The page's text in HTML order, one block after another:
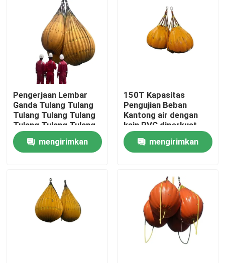
Rumah
Produk
Tentang kita
Pengerjaan Lembar
Ganda Tulang Tulang
Tulang Tulang Tulang
Tulang Tulang Tulang
mengirimkan
150T Kapasitas
Pengujian Beban
Kantong air dengan
kain PVC diperkuat
dan tahan UV untuk
pengujian beban
industri bukti
mengirimkan